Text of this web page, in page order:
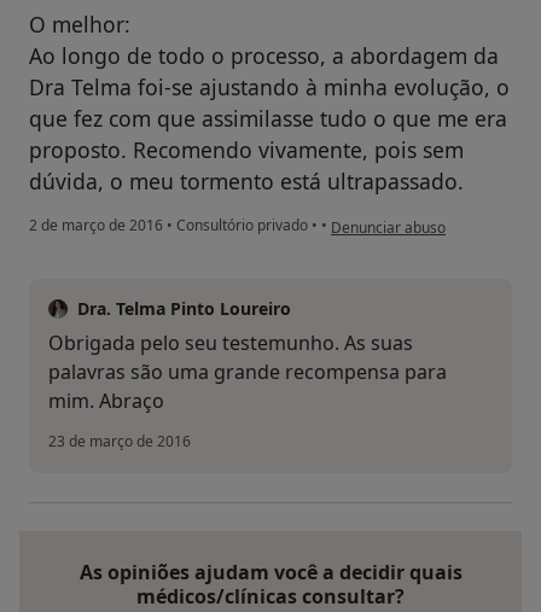
O melhor:
Ao longo de todo o processo, a abordagem da
Dra Telma foi-se ajustando à minha evolução, o
que fez com que assimilasse tudo o que me era
proposto. Recomendo vivamente, pois sem
dúvida, o meu tormento está ultrapassado.
2 de março de 2016 • Consultório privado • • na opinião do utilizador Conta
Denunciar abuso
Dra. Telma Pinto Loureiro
Obrigada pelo seu testemunho. As suas
palavras são uma grande recompensa para
mim. Abraço
23 de março de 2016
As opiniões ajudam você a decidir quais
médicos/clínicas consultar?